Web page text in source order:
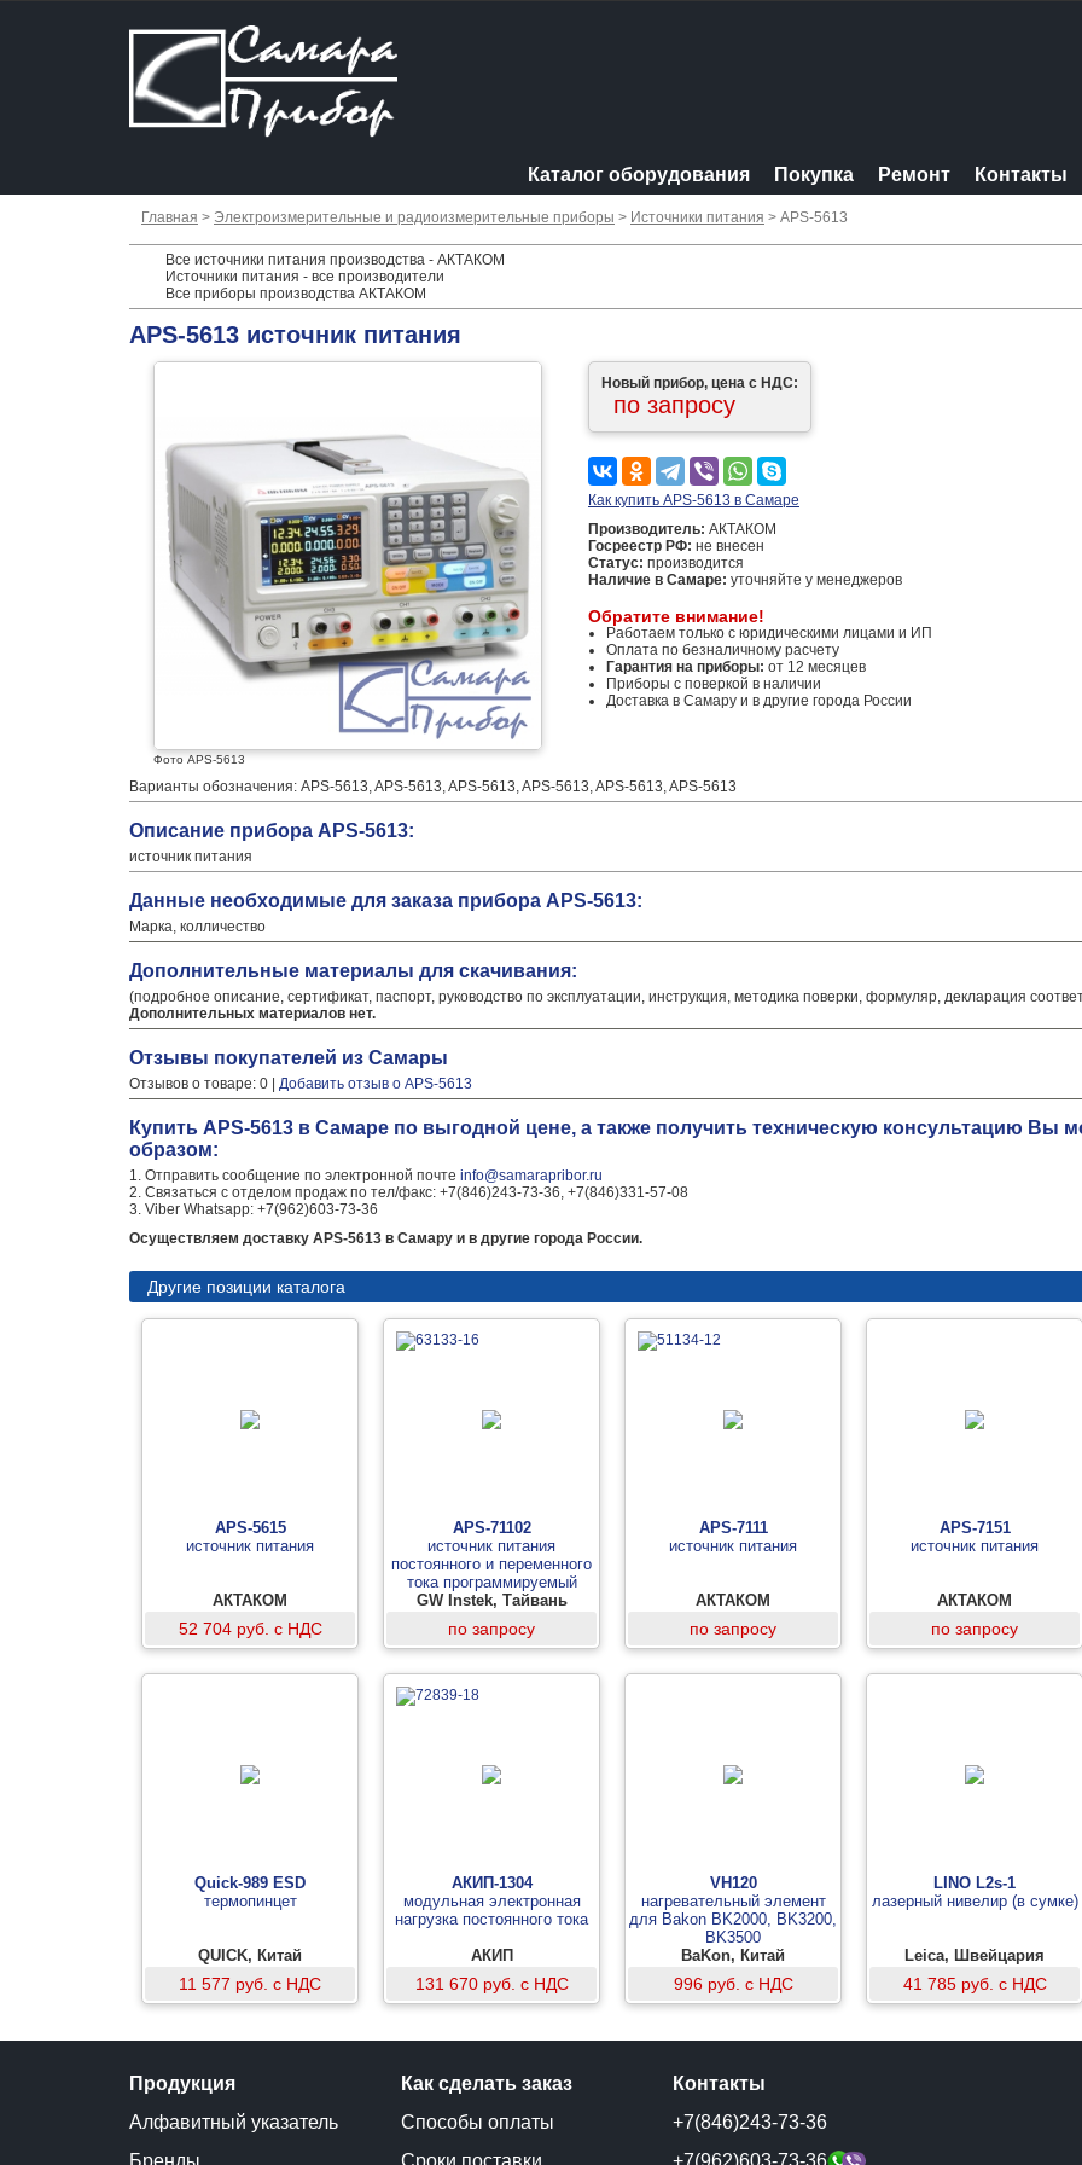
Каталог оборудования Покупка Ремонт Контакты
Главная > Электроизмерительные и радиоизмерительные приборы > Источники питания > APS-5613
Все источники питания производства - АКТАКОМ
Источники питания - все производители
Все приборы производства АКТАКОМ
APS-5613 источник питания
Фото APS-5613
Новый прибор, цена с НДС:
по запросу
Как купить APS-5613 в Самаре
Производитель: АКТАКОМ
Госреестр РФ: не внесен
Статус: производится
Наличие в Самаре: уточняйте у менеджеров
Обратите внимание!
Работаем только с юридическими лицами и ИП
Оплата по безналичному расчету
Гарантия на приборы: от 12 месяцев
Приборы с поверкой в наличии
Доставка в Самару и в другие города России
Варианты обозначения: APS-5613, APS-5613, APS-5613, APS-5613, APS-5613, APS-5613
Описание прибора APS-5613:
источник питания
Данные необходимые для заказа прибора APS-5613:
Марка, колличество
Дополнительные материалы для скачивания:
(подробное описание, сертификат, паспорт, руководство по эксплуатации, инструкция, методика поверки, формуляр, декларация
Дополнительных материалов нет.
Отзывы покупателей из Самары
Отзывов о товаре: 0 | Добавить отзыв о APS-5613
Купить APS-5613 в Самаре по выгодной цене, а также получить техническую консультацию Вы
образом:
1. Отправить сообщение по электронной почте info@samarapribor.ru
2. Связаться с отделом продаж по тел/факс: +7(846)243-73-36, +7(846)331-57-08
3. Viber Whatsapp: +7(962)603-73-36
Осуществляем доставку APS-5613 в Самару и в другие города России.
Другие позиции каталога
APS-5615
источник питания
АКТАКОМ
52 704 руб. с НДС
APS-71102
источник питания
постоянного и переменного
тока программируемый
GW Instek, Тайвань
по запросу
APS-7111
источник питания
АКТАКОМ
по запросу
APS-7151
источник питания
АКТАКОМ
по запросу
Quick-989 ESD
термопинцет
QUICK, Китай
11 577 руб. с НДС
АКИП-1304
модульная электронная
нагрузка постоянного тока
АКИП
131 670 руб. с НДС
VH120
нагревательный элемент
для Bakon BK2000, BK3200,
BK3500
BaKon, Китай
996 руб. с НДС
LINO L2s-1
лазерный нивелир (в сумке)
Leica, Швейцария
41 785 руб. с НДС
Продукция
Алфавитный указатель
Бренды
Как сделать заказ
Способы оплаты
Сроки поставки
Контакты
+7(846)243-73-36
+7(962)603-73-36